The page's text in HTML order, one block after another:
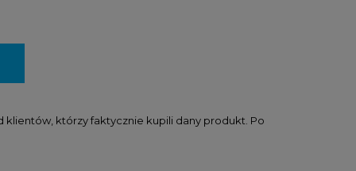
którzy faktycznie kupili dany produkt. Po